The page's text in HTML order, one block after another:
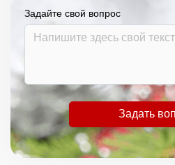
Задайте свой вопрос
Задать